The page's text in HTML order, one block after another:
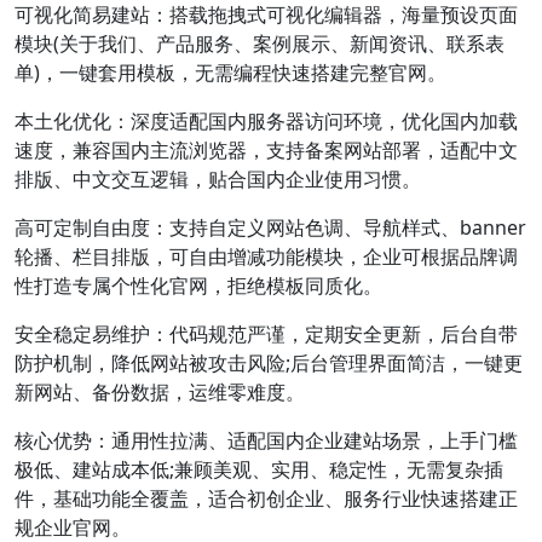
可视化简易建站：搭载拖拽式可视化编辑器，海量预设页面
模块(关于我们、产品服务、案例展示、新闻资讯、联系表
单)，一键套用模板，无需编程快速搭建完整官网。
本土化优化：深度适配国内服务器访问环境，优化国内加载
速度，兼容国内主流浏览器，支持备案网站部署，适配中文
排版、中文交互逻辑，贴合国内企业使用习惯。
高可定制自由度：支持自定义网站色调、导航样式、banner
轮播、栏目排版，可自由增减功能模块，企业可根据品牌调
性打造专属个性化官网，拒绝模板同质化。
安全稳定易维护：代码规范严谨，定期安全更新，后台自带
防护机制，降低网站被攻击风险;后台管理界面简洁，一键更
新网站、备份数据，运维零难度。
核心优势：通用性拉满、适配国内企业建站场景，上手门槛
极低、建站成本低;兼顾美观、实用、稳定性，无需复杂插
件，基础功能全覆盖，适合初创企业、服务行业快速搭建正
规企业官网。